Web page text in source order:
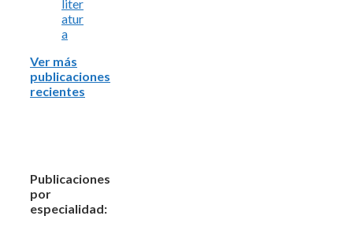
liter
atur
a
Ver más
publicaciones
recientes
Publicaciones
por
especialidad: